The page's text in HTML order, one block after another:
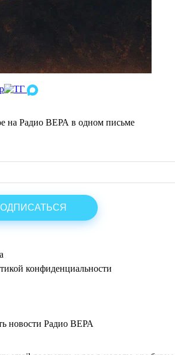
на Радио ВЕРА в одном письме
конфиденциальности
новости Радио ВЕРА